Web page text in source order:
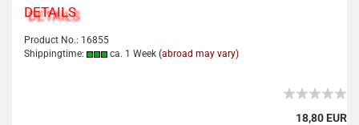
DETAILS
Product No.: 16855
Shippingtime:
ca. 1 Week (abroad may vary)
18,80 EUR